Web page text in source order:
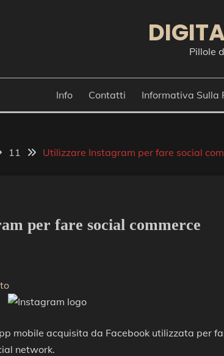
Pillole
Info Contatti Informativa Sulla
11 Utilizzare Instagram per fare social
per fare social commerce
mobile acquisita da Facebook utilizzata per
network.